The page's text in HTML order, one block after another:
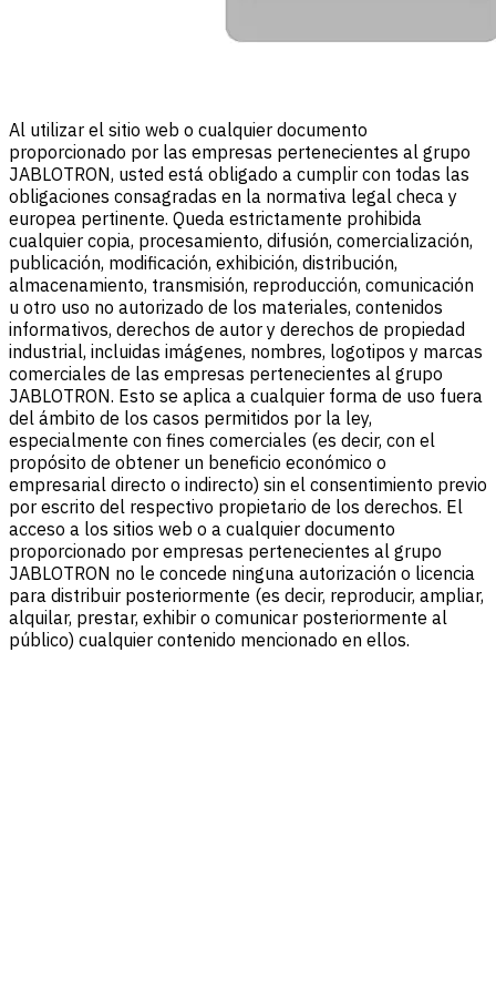
Al utilizar el sitio web o cualquier documento
proporcionado por las empresas pertenecientes al grupo
JABLOTRON, usted está obligado a cumplir con todas las
obligaciones consagradas en la normativa legal checa y
europea pertinente. Queda estrictamente prohibida
cualquier copia, procesamiento, difusión, comercialización,
publicación, modificación, exhibición, distribución,
almacenamiento, transmisión, reproducción, comunicación
u otro uso no autorizado de los materiales, contenidos
informativos, derechos de autor y derechos de propiedad
industrial, incluidas imágenes, nombres, logotipos y marcas
comerciales de las empresas pertenecientes al grupo
JABLOTRON. Esto se aplica a cualquier forma de uso fuera
del ámbito de los casos permitidos por la ley,
especialmente con fines comerciales (es decir, con el
propósito de obtener un beneficio económico o
empresarial directo o indirecto) sin el consentimiento previo
por escrito del respectivo propietario de los derechos. El
acceso a los sitios web o a cualquier documento
proporcionado por empresas pertenecientes al grupo
JABLOTRON no le concede ninguna autorización o licencia
para distribuir posteriormente (es decir, reproducir, ampliar,
alquilar, prestar, exhibir o comunicar posteriormente al
público) cualquier contenido mencionado en ellos.